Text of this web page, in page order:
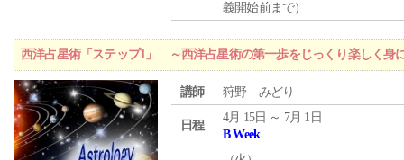
義開始前まで）
西洋占星術「ステップ1」 ～西洋占星術の第一歩をじっくり楽しく身
講師 狩野 みどり
日程
4月 15日 ～ 7月 1日
B Week